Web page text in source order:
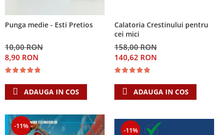
Punga medie - Esti Pretios
10,00 RON
8,90 RON
ADAUGA IN COS
Calatoria Crestinului pentru
cei mici
158,00 RON
140,62 RON
ADAUGA IN COS
-11% -11%